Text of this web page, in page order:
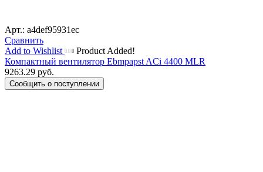
Арт.: a4def95931ec
Сравнить
Add to Wishlist
Product Added!
Компактный вентилятор Ebmpapst ACi 4400 MLR
9263.29 руб.
Сообщить о поступлении